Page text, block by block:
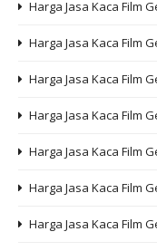
Harga Jasa Kaca Film
Harga Jasa Kaca Film
Harga Jasa Kaca Film
Harga Jasa Kaca Film
Harga Jasa Kaca Film
Harga Jasa Kaca Film
Harga Jasa Kaca Film